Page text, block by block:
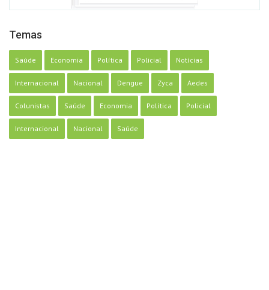
Temas
Saúde Economia Política Policial Notícias
Internacional Nacional Dengue Zyca Aedes
Colunistas Saúde Economia Política Policial
Internacional Nacional Saúde